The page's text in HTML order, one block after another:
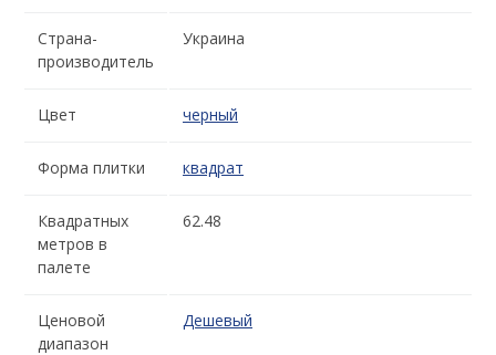
Страна-
производитель
Украина
Цвет черный
Форма плитки квадрат
Квадратных
метров в
палете
62.48
Ценовой
диапазон
Дешевый